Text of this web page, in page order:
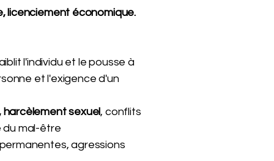
licenciement économique.
l'individu et le pousse à
et l'exigence d'un
harcèlement sexuel, conflits
du mal-être
permanentes, agressions